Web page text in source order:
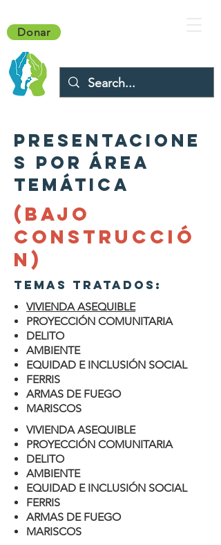
Donar
Presentacione
s por área
temática
(BAJO
CONSTRUCCIÓ
N)
Temas tratados:
VIVIENDA ASEQUIBLE
PROYECCIÓN COMUNITARIA
DELITO
AMBIENTE
EQUIDAD E INCLUSIÓN SOCIAL
FERRIS
ARMAS DE FUEGO
MARISCOS
VIVIENDA ASEQUIBLE
PROYECCIÓN COMUNITARIA
DELITO
AMBIENTE
EQUIDAD E INCLUSIÓN SOCIAL
FERRIS
ARMAS DE FUEGO
MARISCOS